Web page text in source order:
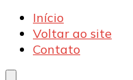
Armecânica
Blog
Início
Voltar ao site
Contato